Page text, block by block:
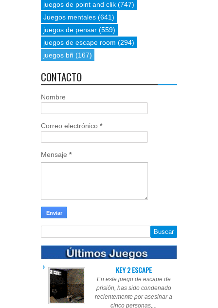
juegos de point and clik (747)
Juegos mentales (641)
juegos de pensar (559)
juegos de escape room (294)
juegos bñ (167)
CONTACTO
Nombre
Correo electrónico *
Mensaje *
KEY 2 ESCAPE
En este juego de escape de
prisión, has sido condenado
recientemente por asesinar a
cinco personas,...